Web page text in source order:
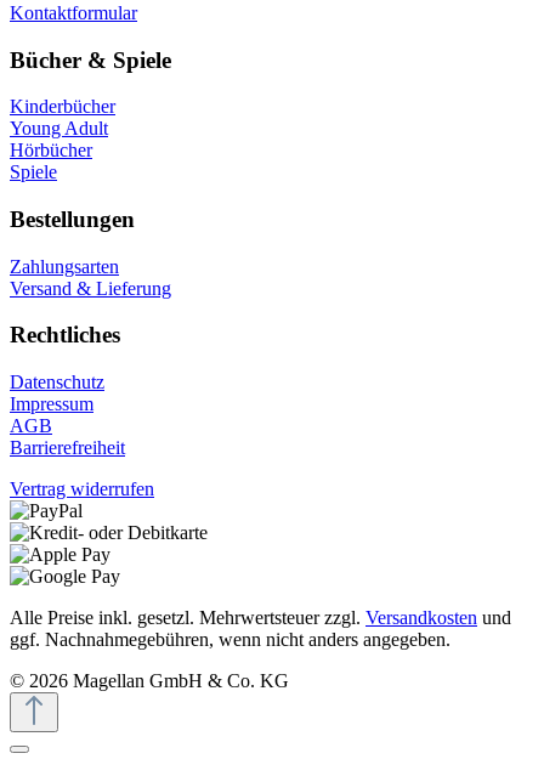
Kontaktformular
Bücher & Spiele
Kinderbücher
Young Adult
Hörbücher
Spiele
Bestellungen
Zahlungsarten
Versand & Lieferung
Rechtliches
Datenschutz
Impressum
AGB
Barrierefreiheit
Vertrag widerrufen
Alle Preise inkl. gesetzl. Mehrwertsteuer zzgl. Versandkosten und
ggf. Nachnahmegebühren, wenn nicht anders angegeben.
© 2026 Magellan GmbH & Co. KG